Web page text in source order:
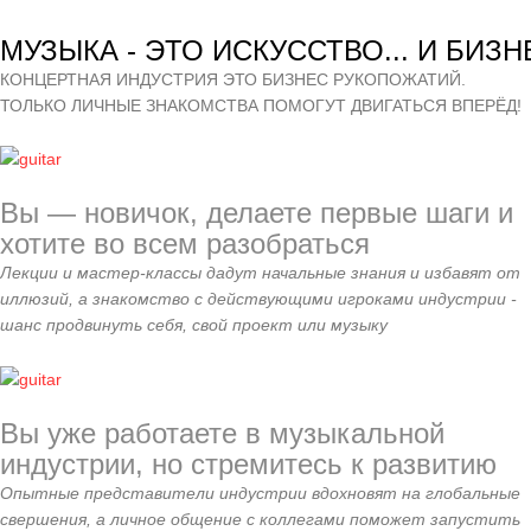
МУЗЫКА - ЭТО ИСКУССТВО... И
КОНЦЕРТНАЯ ИНДУСТРИЯ ЭТО БИЗНЕС РУКОПОЖАТИЙ.
ТОЛЬКО ЛИЧНЫЕ ЗНАКОМСТВА ПОМОГУТ ДВИГАТЬСЯ ВПЕРЁД!
Вы — новичок, делаете первые шаги и
хотите во всем разобраться
Лекции и мастер-классы дадут начальные знания и избавят от
иллюзий, а знакомство с действующими игроками индустрии -
шанс продвинуть себя, свой проект или музыку
Вы уже работаете в музыкальной
индустрии, но стремитесь к развитию
Опытные представители индустрии вдохновят на глобальные
свершения, а личное общение с коллегами поможет запустить